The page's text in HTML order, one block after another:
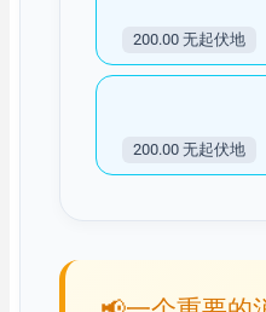
200.00 无起伏地
200.00 无起伏地